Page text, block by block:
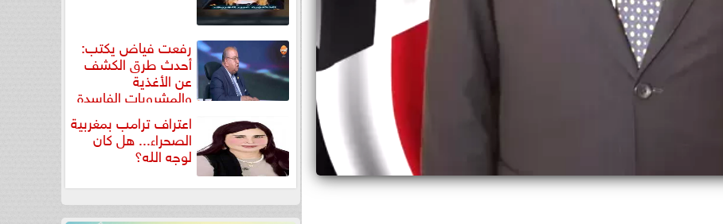
رفعت فياض يكتب:
أحدث طرق الكشف
عن الأغذية
والمشروبات الفاسدة
اعتراف ترامب بمغربية
الصحراء... هل كان
لوجه الله؟